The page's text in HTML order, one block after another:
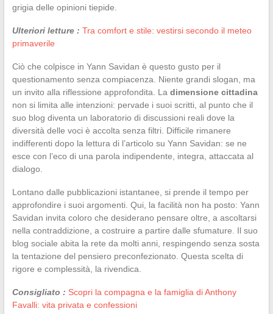
grigia delle opinioni tiepide.
Ulteriori letture : Tra comfort e stile: vestirsi secondo il meteo
primaverile
Ciò che colpisce in Yann Savidan è questo gusto per il
questionamento senza compiacenza. Niente grandi slogan, ma
un invito alla riflessione approfondita. La dimensione cittadina
non si limita alle intenzioni: pervade i suoi scritti, al punto che il
suo blog diventa un laboratorio di discussioni reali dove la
diversità delle voci è accolta senza filtri. Difficile rimanere
indifferenti dopo la lettura di l’articolo su Yann Savidan: se ne
esce con l’eco di una parola indipendente, integra, attaccata al
dialogo.
Lontano dalle pubblicazioni istantanee, si prende il tempo per
approfondire i suoi argomenti. Qui, la facilità non ha posto: Yann
Savidan invita coloro che desiderano pensare oltre, a ascoltarsi
nella contraddizione, a costruire a partire dalle sfumature. Il suo
blog sociale abita la rete da molti anni, respingendo senza sosta
la tentazione del pensiero preconfezionato. Questa scelta di
rigore e complessità, la rivendica.
Consigliato : Scopri la compagna e la famiglia di Anthony
Favalli: vita privata e confessioni